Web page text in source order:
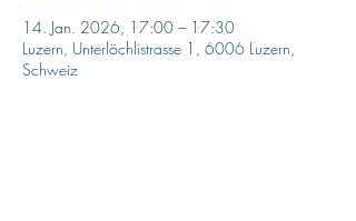
14. Jan. 2026, 17:00 – 17:30
Luzern, Unterlöchlistrasse 1, 6006 Luzern,
Schweiz